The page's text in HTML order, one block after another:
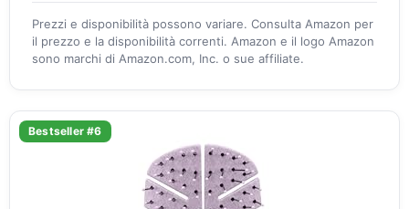
Prezzi e disponibilità possono variare. Consulta Amazon per
il prezzo e la disponibilità correnti. Amazon e il logo Amazon
sono marchi di Amazon.com, Inc. o sue affiliate.
Bestseller #6